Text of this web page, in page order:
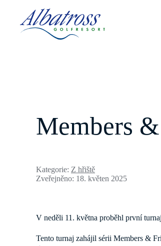
Members
Kategorie: Z hřiště
Zveřejněno: 18. květen 2025
V neděli 11. května proběhl první
Tento turnaj zahájil sérii Members &